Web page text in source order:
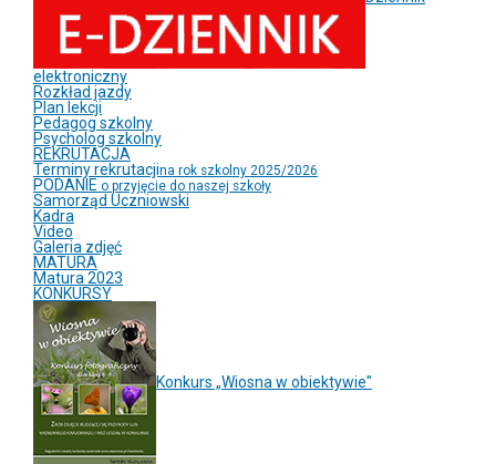
elektroniczny
Rozkład jazdy
Plan lekcji
Pedagog szkolny
Psycholog szkolny
REKRUTACJA
Terminy rekrutacjina rok szkolny 2025/2026
PODANIE o przyjęcie do naszej szkoły
Samorząd Uczniowski
Kadra
Video
Galeria zdjęć
MATURA
Matura 2023
KONKURSY
Konkurs „Wiosna w obiektywie"